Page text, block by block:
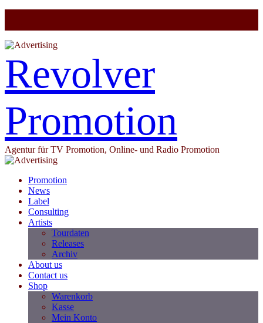
Revolver
Promotion
Agentur für TV Promotion, Online- und Radio Promotion
Promotion
News
Label
Consulting
Artists
Tourdaten
Releases
Archiv
About us
Contact us
Shop
Warenkorb
Kasse
Mein Konto